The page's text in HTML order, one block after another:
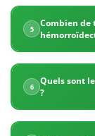
laser
des
hémorroïdes.
La
5
Combien
6
Quels sont
?